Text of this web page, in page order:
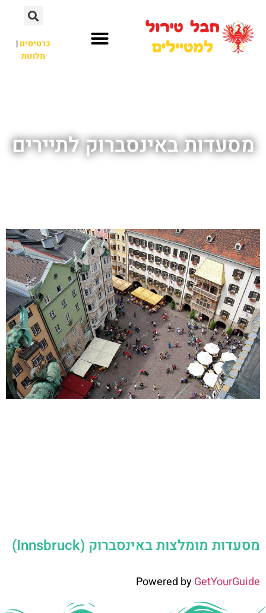
כרטיסים|
מלונות
מסעדות באינסברוק לתיירים
מסעדות מומלצות באינסברוק (Innsbruck)
Powered byGetYourGuide